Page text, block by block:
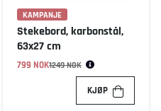
KAMPANJE
Stekebord, karbonstål,
63x27 cm
799 NOK
Vanlig pris:1249 NOK
KJØP